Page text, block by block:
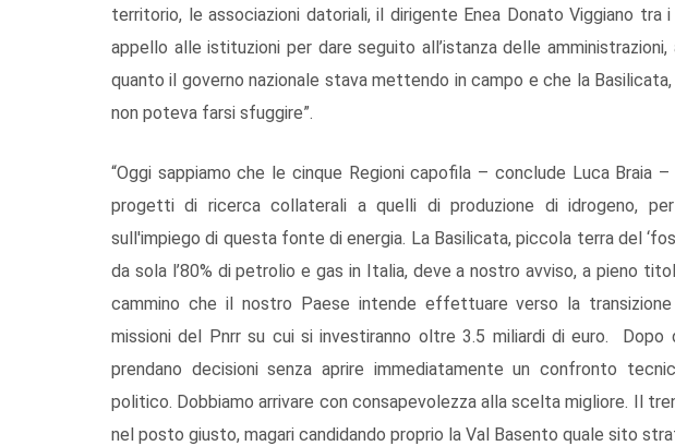
territorio, le associazioni datoriali, il dirigente Enea Donato Viggiano
appello alle istituzioni per dare seguito all’istanza delle
quanto il governo nazionale stava mettendo in campo e che la
non poteva farsi sfuggire”.
“Oggi sappiamo che le cinque Regioni capofila – conclude Luca Braia
progetti di ricerca collaterali a quelli di produzione di idrogeno,
sull'impiego di questa fonte di energia. La Basilicata, piccola terra del
da sola l’80% di petrolio e gas in Italia, deve a nostro avviso, a pieno
cammino che il nostro Paese intende effettuare verso la
missioni del Pnrr su cui si investiranno oltre 3.5 miliardi di euro. Dopo
prendano decisioni senza aprire immediatamente un confronto
politico. Dobbiamo arrivare con consapevolezza alla scelta migliore. Il
nel posto giusto, magari candidando proprio la Val Basento quale sito